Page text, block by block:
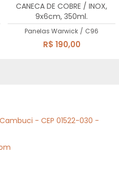
CANECA DE COBRE / INOX,
9x6cm, 350ml.
Panelas Warwick / C96
R$ 190,00
- CEP 01522-030 -